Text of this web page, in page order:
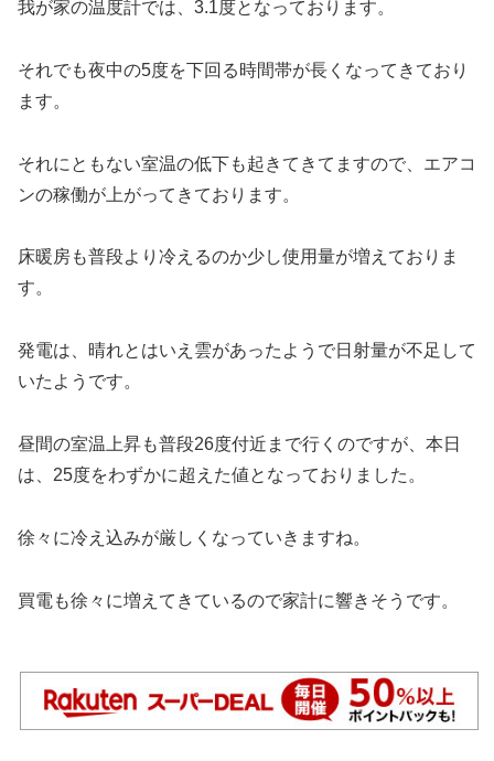
我が家の温度計では、3.1度となっております。
それでも夜中の5度を下回る時間帯が長くなってきており
ます。
それにともない室温の低下も起きてきてますので、エアコ
ンの稼働が上がってきております。
床暖房も普段より冷えるのか少し使用量が増えておりま
す。
発電は、晴れとはいえ雲があったようで日射量が不足して
いたようです。
昼間の室温上昇も普段26度付近まで行くのですが、本日
は、25度をわずかに超えた値となっておりました。
徐々に冷え込みが厳しくなっていきますね。
買電も徐々に増えてきているので家計に響きそうです。